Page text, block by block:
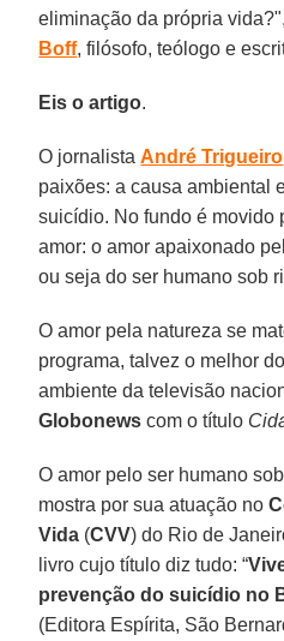
eliminação da própria
Boff, filósofo, teólogo e
Eis o artigo.
O jornalistaAndré Trigueiro
paixões: a causa ambiental
suicídio. No fundo é movido
amor: o amor apaixonado
ou seja do ser humano sob
O amor pela natureza se
programa, talvez o melhor
ambiente da televisão
Globonews com o título
O amor pelo ser humano
mostra por sua atuação no
Vida (CVV) do Rio de
livro cujo título diz tudo: “
prevenção do suicídio no
(Editora Espírita, São